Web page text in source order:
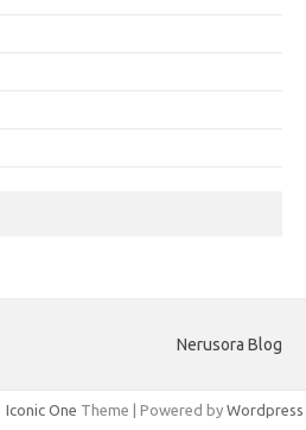
Nerusora Blog
Iconic One Theme | Powered by Wordpress